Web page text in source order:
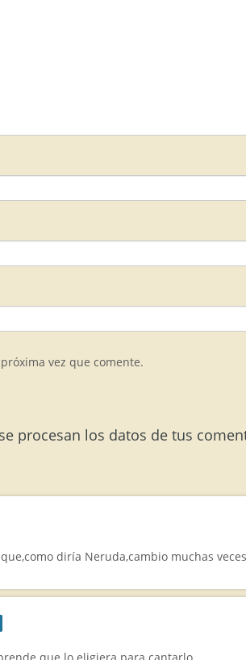
vez que comente.
procesan los datos de tus
diría Neruda,cambio muchas